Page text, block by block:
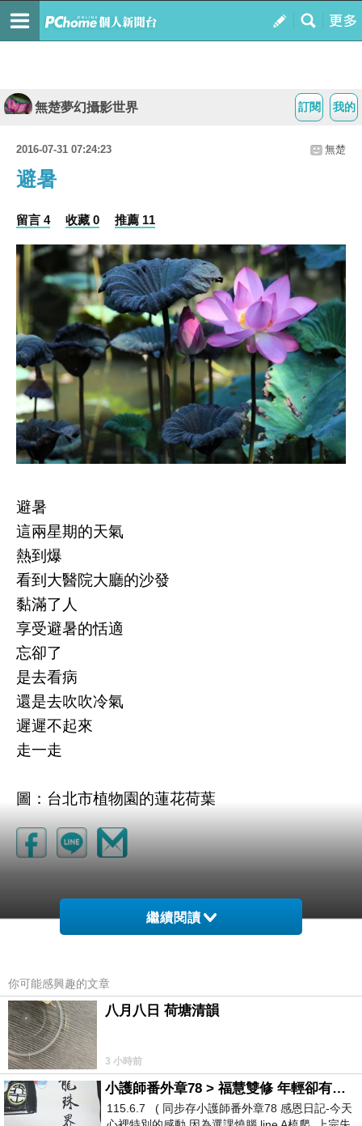
我的
訂閱
無楚夢幻攝影世界
2016-07-31 07:24:23 無楚
避暑
留言 4 收藏 0 推薦 11
避暑
這兩星期的天氣
熱到爆
看到大醫院大廳的沙發
黏滿了人
享受避暑的恬適
忘卻了
是去看病
還是去吹吹冷氣
遲遲不起來
走一走
圖：台北市植物園的蓮花荷葉
tgbhn5
2020-09-05 11:17:59
~~感謝分享，文章寫的不錯~~
繼續閱讀
你可能感興趣的文章
八月八日 荷塘清韻
3 小時前
小護師番外章78 > 福慧雙修 年輕卻有個老靈魂 ㄑ金剛經〉podcast
115.6.7 ( 同步存小護師番外章78 感恩日記-今天